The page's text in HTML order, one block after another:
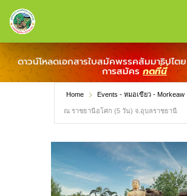
ดาวน์โหลดเอกสารใบสมัคพรรคสัมมาธิปไตย
การสมัครกดที่นี่
Home Events - หมอเขียว - Morkeaw
ณ ราชธานีอโศก (5 วัน) จ.อุบลราชธานี